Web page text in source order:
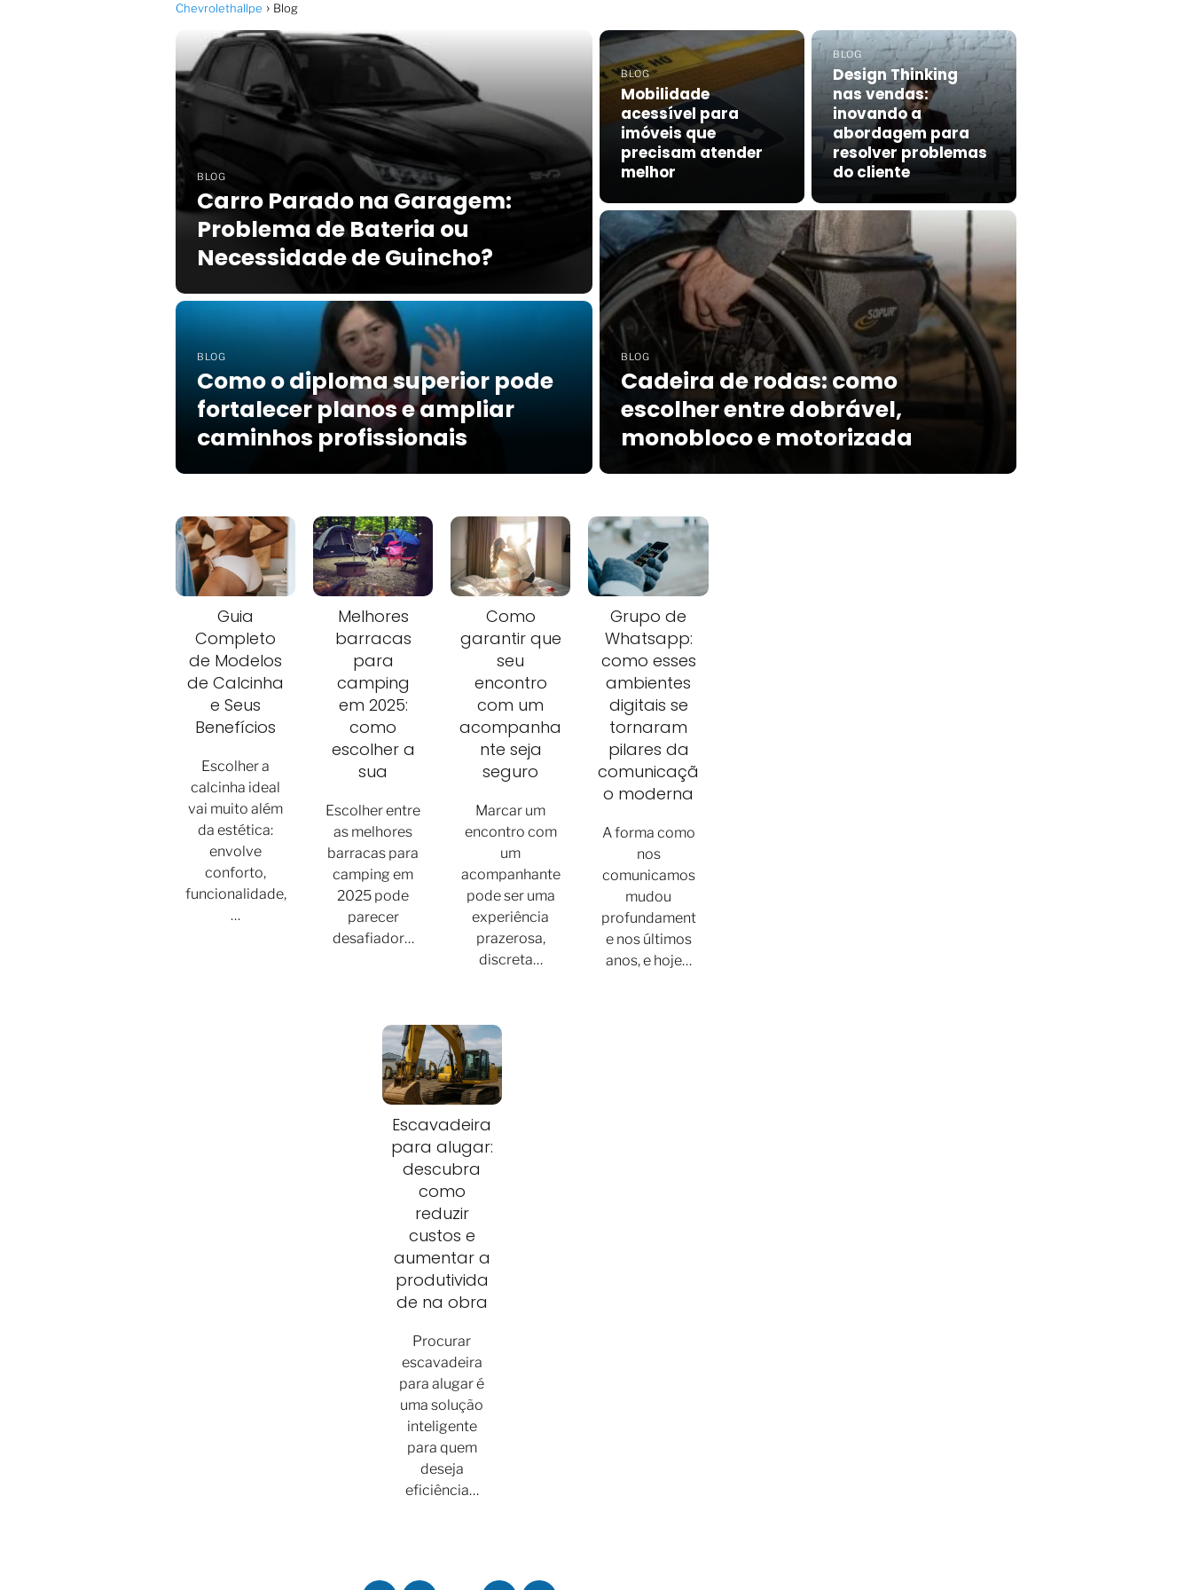
Chevrolethallpe Blog
BLOG
Carro Parado na Garagem:
Problema de Bateria ou
Necessidade de Guincho?
BLOG
Mobilidade
acessível para
imóveis que
precisam atender
melhor
BLOG
Como o diploma superior pode
fortalecer planos e ampliar
caminhos profissionais
BLOG
Design Thinking
nas vendas:
inovando a
abordagem para
resolver problemas
do cliente
BLOG
Cadeira de rodas: como
escolher entre dobrável,
monobloco e motorizada
Guia
Completo
de Modelos
de Calcinha
e Seus
Benefícios
Escolher a
calcinha ideal
vai muito além
da estética:
envolve
conforto,
funcionalidade,
…
Melhores
barracas
para
camping
em 2025:
como
escolher a
sua
Escolher entre
as melhores
barracas para
camping em
2025 pode
parecer
desafiador…
Como
garantir que
seu
encontro
com um
acompanha
nte seja
seguro
Marcar um
encontro com
um
acompanhante
pode ser uma
experiência
prazerosa,
discreta…
Grupo de
Whatsapp:
como esses
ambientes
digitais se
tornaram
pilares da
comunicaçã
o moderna
A forma como
nos
comunicamos
mudou
profundament
e nos últimos
anos, e hoje…
Escavadeira
para alugar:
descubra
como
reduzir
custos e
aumentar a
produtivida
de na obra
Procurar
escavadeira
para alugar é
uma solução
inteligente
para quem
deseja
eficiência…